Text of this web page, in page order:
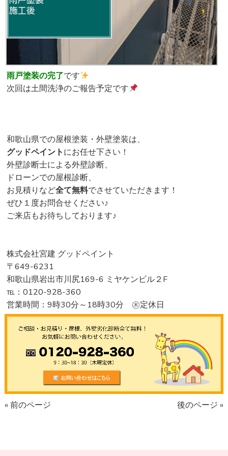
雨戸塗装の完了です
次回は土間洗浄のご報告予定です
和歌山県での屋根塗装・外壁塗装は、
グッドペイントにお任せ下さい！
外壁診断士による外壁診断、
ドローンでの屋根診断、
お見積りなど全て無料でさせていただきます！
ぜひ１度お問合せください♪
ご来店もお待ちしております♪
株式会社宮建 グッドペイント
〒649-6231
和歌山県岩出市川尻169-6 ミヤケンビル２F
℡：0120-928-360
営業時間：9時30分～18時30分 ㊍定休日
« 前のページ 後のページ »